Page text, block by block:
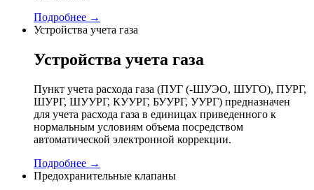
Подробнее →
Устройства учета газа
Устройства учета газа
Пункт учета расхода газа (ПУГ (-ШУЭО, ШУГО), ПУРГ,
ШУРГ, ШУУРГ, КУУРГ, БУУРГ, УУРГ) предназначен
для учета расхода газа в единицах приведенного к
нормальным условиям объема посредством
автоматической электронной коррекции.
Подробнее →
Предохранительные клапаны